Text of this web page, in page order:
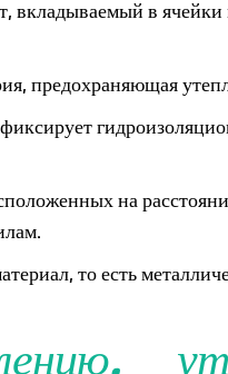
вкладываемый в
предохраняющая
на
то есть